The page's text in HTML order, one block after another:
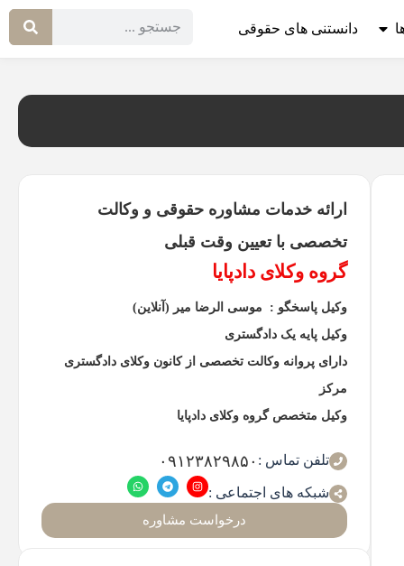
دانستنی های حقوقی
ارائه خدمات مشاوره حقوقی و وکالت
تخصصی با تعیین وقت قبلی
گروه وکلای دادپایا
وکیل پاسخگو : موسی الرضا میر (آنلاین)
وکیل پایه یک دادگستری
دارای پروانه وکالت تخصصی از کانون وکلای دادگستری
مرکز
وکیل متخصص گروه وکلای دادپایا
تلفن تماس : ۰۹۱۲۳۸۲۹۸۵۰
شبکه های اجتماعی :
درخواست مشاوره